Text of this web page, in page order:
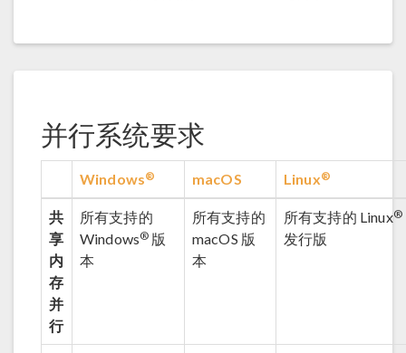
并行系统要求
Windows® macOS Linux®
共
享
内
存
并
行
所有支持的
Windows® 版
本
所有支持的
macOS 版
本
所有支持的 Linux®
发行版